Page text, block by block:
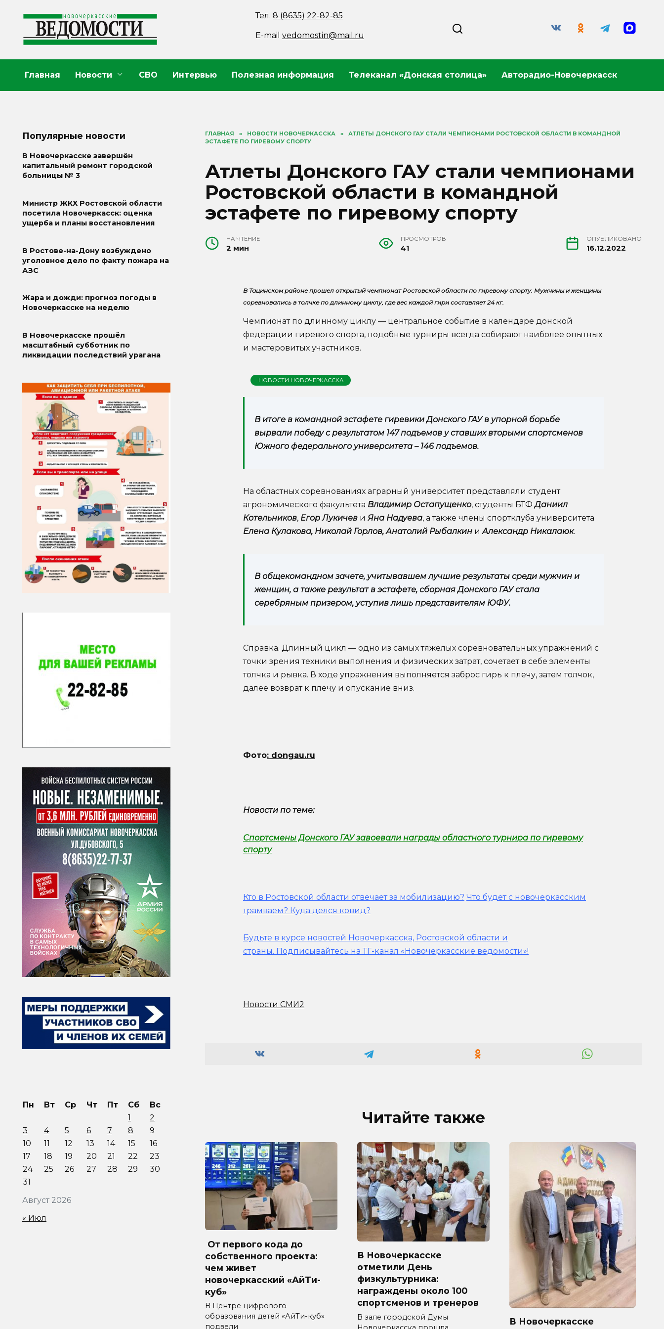
содержанию
Тел.8 (8635) 22-82-85
E-mailvedomostin@mail.ru
Главная Новости СВО Интервью Полезная информация Телеканал «Донская столица» Авторадио-Новочеркасск
ГЛАВНАЯ » НОВОСТИ НОВОЧЕРКАССКА »
АТЛЕТЫ ДОНСКОГО ГАУ СТАЛИ ЧЕМПИОНАМИ РОСТОВСКОЙ ОБЛАСТИ В КОМАНДНОЙ
ЭСТАФЕТЕ ПО ГИРЕВОМУ СПОРТУ
Атлеты Донского ГАУ стали чемпионами
Ростовской области в командной
эстафете по гиревому спорту
НА ЧТЕНИЕ
2 мин
ПРОСМОТРОВ
41
ОПУБЛИКОВАНО
16.12.2022
В Тацинском районе прошел открытый чемпионат Ростовской области по гиревому спорту. Мужчины и женщины
соревновались в толчке по длинному циклу, где вес каждой гири составляет 24 кг.
Чемпионат по длинному циклу — центральное событие в календаре донской
федерации гиревого спорта, подобные турниры всегда собирают наиболее опытных
и мастеровитых участников.
НОВОСТИ НОВОЧЕРКАССКА
В итоге в командной эстафете гиревики Донского ГАУ в упорной борьбе
вырвали победу с результатом 147 подъемов у ставших вторыми спортсменов
Южного федерального университета – 146 подъемов.
На областных соревнованиях аграрный университет представляли студент
агрономического факультета Владимир Остапущенко, студенты БТФДаниил
Котельников, Егор Лукичев и Яна Надуева, а также члены спортклуба университета
Елена Кулакова, Николай Горлов, Анатолий Рыбалкин иАлександр Никалаюк.
В общекомандном зачете, учитывавшем лучшие результаты среди мужчин и
женщин, а также результат в эстафете, сборная Донского ГАУ стала
серебряным призером, уступив лишь представителям ЮФУ.
Справка. Длинный цикл — одно из самых тяжелых соревновательных упражнений с
точки зрения техники выполнения и физических затрат, сочетает в себе элементы
толчка и рывка. В ходе упражнения выполняется заброс гирь к плечу, затем толчок,
далее возврат к плечу и опускание вниз.
Фото: dongau.ru
Новости по теме:
Спортсмены Донского ГАУ завоевали награды областного турнира по гиревому
спорту
Кто в Ростовской области отвечает за мобилизацию? Что будет с новочеркасским
трамваем? Куда делся ковид?
Будьте в курсе новостей Новочеркасска, Ростовской области и
страны. Подписывайтесь на ТГ-канал «Новочеркасские ведомости»!
Новости СМИ2
Читайте также
От первого кода до
собственного проекта:
чем живет
новочеркасский «АйТи-
куб»
В Центре цифрового
образования детей «АйТи-куб»
подвели
В Новочеркасске
отметили День
физкультурника:
награждены около 100
спортсменов и тренеров
В зале городской Думы
В Новочеркасске
Популярные новости
В Новочеркасске завершён
капитальный ремонт городской
больницы № 3
Министр ЖКХ Ростовской области
посетила Новочеркасск: оценка
ущерба и планы восстановления
В Ростове-на-Дону возбуждено
уголовное дело по факту пожара на
АЗС
Жара и дожди: прогноз погоды в
Новочеркасске на неделю
В Новочеркасске прошёл
масштабный субботник по
ликвидации последствий урагана
Август 2026
Пн Вт Ср Чт Пт Сб
Вс
1
2
3
4 5 6 7 8
9
10
11 12 13 14 15
16
17
18 19 20 21 22
23
24
25 26 27 28 29
30
31
« Июл